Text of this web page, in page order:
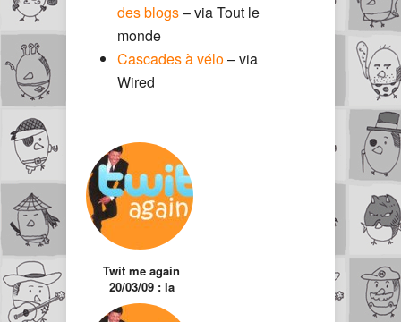
des blogs– via Tout le
monde
Cascades à vélo– via
Wired
Twit me again
20/03/09 : la
sélection des twits
hors actualité